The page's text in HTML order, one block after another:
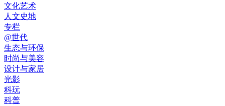
文化艺术
人文史地
专栏
@世代
生态与环保
时尚与美容
设计与家居
光影
科玩
科普